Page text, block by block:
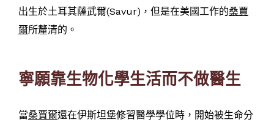
出生於土耳其薩武爾(Savur)，但是在美國工作的桑賈
爾所釐清的。
寧願靠生物化學生活而不做醫生
當桑賈爾還在伊斯坦堡修習醫學學位時，開始被生命分